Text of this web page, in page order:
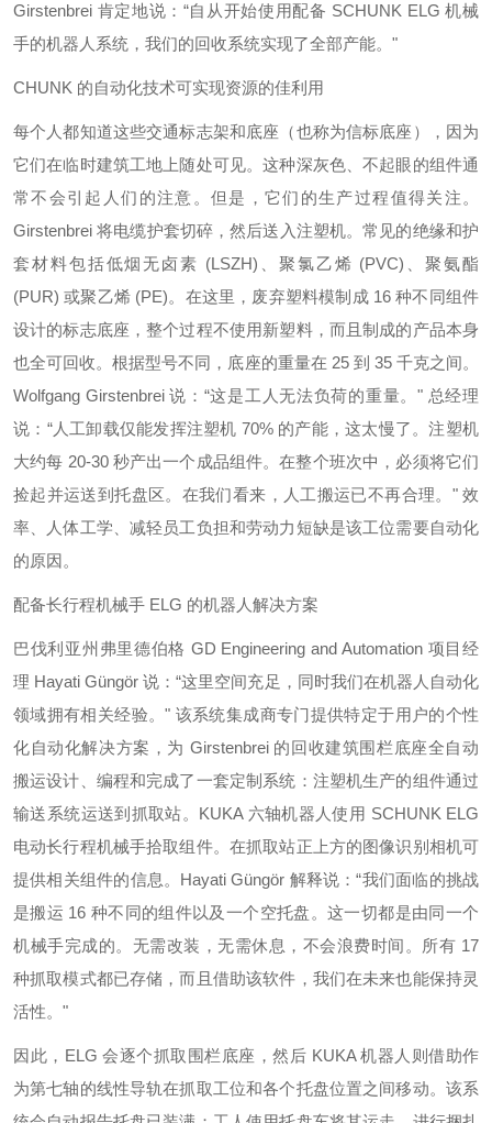
Girstenbrei 肯定地说：“自从开始使用配备 SCHUNK ELG 机械
手的机器人系统，我们的回收系统实现了全部产能。"
CHUNK 的自动化技术可实现资源的佳利用
每个人都知道这些交通标志架和底座（也称为信标底座），因为
它们在临时建筑工地上随处可见。这种深灰色、不起眼的组件通
常不会引起人们的注意。但是，它们的生产过程值得关注。
Girstenbrei 将电缆护套切碎，然后送入注塑机。常见的绝缘和护
套材料包括低烟无卤素 (LSZH)、聚氯乙烯 (PVC)、聚氨酯
(PUR) 或聚乙烯 (PE)。在这里，废弃塑料模制成 16 种不同组件
设计的标志底座，整个过程不使用新塑料，而且制成的产品本身
也全可回收。根据型号不同，底座的重量在 25 到 35 千克之间。
Wolfgang Girstenbrei 说：“这是工人无法负荷的重量。" 总经理
说：“人工卸载仅能发挥注塑机 70% 的产能，这太慢了。注塑机
大约每 20-30 秒产出一个成品组件。在整个班次中，必须将它们
捡起并运送到托盘区。在我们看来，人工搬运已不再合理。" 效
率、人体工学、减轻员工负担和劳动力短缺是该工位需要自动化
的原因。
配备长行程机械手 ELG 的机器人解决方案
巴伐利亚州弗里德伯格 GD Engineering and Automation 项目经
理 Hayati Güngör 说：“这里空间充足，同时我们在机器人自动化
领域拥有相关经验。" 该系统集成商专门提供特定于用户的个性
化自动化解决方案，为 Girstenbrei 的回收建筑围栏底座全自动
搬运设计、编程和完成了一套定制系统：注塑机生产的组件通过
输送系统运送到抓取站。KUKA 六轴机器人使用 SCHUNK ELG
电动长行程机械手拾取组件。在抓取站正上方的图像识别相机可
提供相关组件的信息。Hayati Güngör 解释说：“我们面临的挑战
是搬运 16 种不同的组件以及一个空托盘。这一切都是由同一个
机械手完成的。无需改装，无需休息，不会浪费时间。所有 17
种抓取模式都已存储，而且借助该软件，我们在未来也能保持灵
活性。"
因此，ELG 会逐个抓取围栏底座，然后 KUKA 机器人则借助作
为第七轴的线性导轨在抓取工位和各个托盘位置之间移动。该系